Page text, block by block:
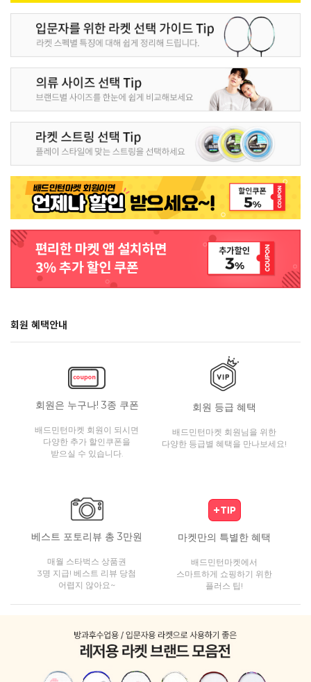
회원 혜택안내
회원은 누구나! 3종 쿠폰
배드민턴마켓 회원이 되시면
다양한 추가 할인쿠폰을
받으실 수 있습니다.
회원 등급 혜택
배드민턴마켓 회원님을 위한
다양한 등급별 혜택을 만나보세요!
베스트 포토리뷰 총 3만원
매월 스타벅스 상품권
3명 지급! 베스트 리뷰 당첨
어렵지 않아요~
마켓만의 특별한 혜택
배드민턴마켓에서
스마트하게 쇼핑하기 위한
플러스 팁!